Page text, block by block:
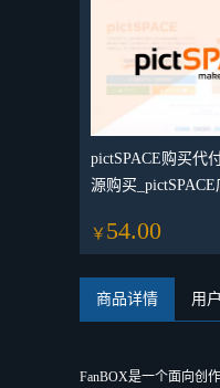
pictSPACE购买代
源购买
￥ 54.00
商品详情 用
FanBOX是一个面向创